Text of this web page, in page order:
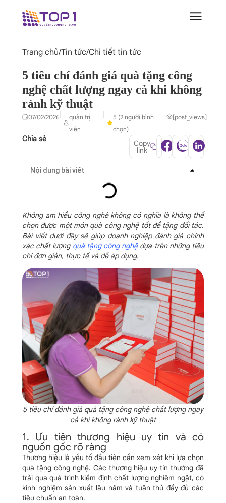
Trang chủ/Tin tức/Chi tiết tin tức
5 tiêu chí đánh giá quà tặng công
nghệ chất lượng ngay cả khi không
rành kỹ thuật
07/02/2026|
quản trị
viên
|
5 (2 người bình
chọn)
[post_views]
Chia sẻ Copy
link
Nội dung bài viết
Không am hiểu công nghệ không có nghĩa là không thể
chọn được một món quà công nghệ tốt để tặng đối tác.
Bài viết dưới đây sẽ giúp doanh nghiệp đánh giá chính
xác chất lượng quà tặng công nghệ dựa trên những tiêu
chí đơn giản, thực tế và dễ áp dụng.
5 tiêu chí đánh giá quà tặng công nghệ chất lượng ngay
cả khi không rành kỹ thuật
1. Ưu tiên thương hiệu uy tín và có
nguồn gốc rõ ràng
Thương hiệu là yếu tố đầu tiên cần xem xét khi lựa chọn
quà tặng công nghệ. Các thương hiệu uy tín thường đã
trải qua quá trình kiểm định chất lượng nghiêm ngặt, có
kinh nghiệm sản xuất lâu năm và tuân thủ đầy đủ các
tiêu chuẩn an toàn.